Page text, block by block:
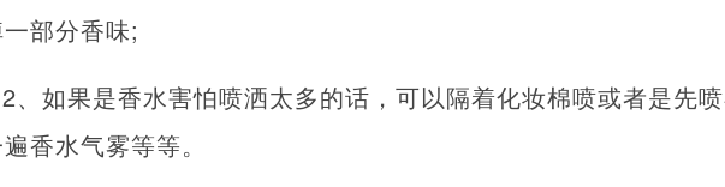
部分香味;
2、如果是香水害怕喷洒太多的话，可以隔着化妆棉喷或者是先
香水气雾等等。